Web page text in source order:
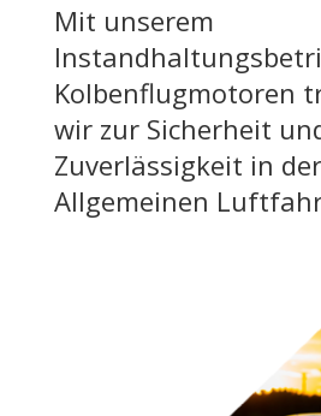
Mit unserem
Kolbenflugmotoren
wir zur Sicherheit
Zuverlässigkeit in der
Allgemeinen